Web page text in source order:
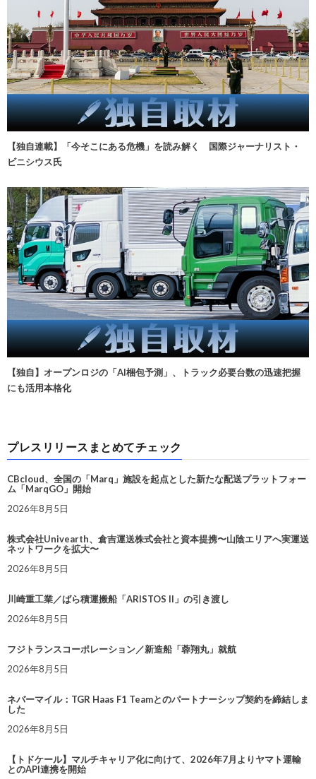
【独自連載】「今そこにある危機」を読み解く 国際ジャーナリスト・
ビニシウス氏
【独自】オープンロジの「AI梱包予測」、トラック必要台数の迅速把握
にも活用本格化
プレスリリースまとめてチェック
CBcloud、全国の「Marq」施設を起点とした新たな配送プラットフォー
ム「MarqGO」開始
2026年8月5日
株式会社Univearth、倉吉運送株式会社と資本提携〜山陰エリアへ実運送
ネットワークを拡大〜
2026年8月5日
川崎重工業／ばら積運搬船「ARISTOS II」の引き渡し
2026年8月5日
フジトランスコーポレーション／新造船「蓉翔丸」就航
2026年8月5日
ネバーマイル：TGR Haas F1 Teamとのパートナーシップ契約を締結しま
した
2026年8月5日
【トドケール】マルチキャリア化に向けて、2026年7月よりヤマト運輸
とのAPI連携を開始